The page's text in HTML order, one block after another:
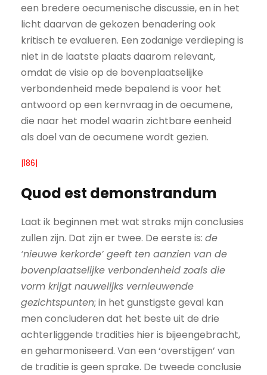
een bredere oecumenische discussie, en in het
licht daarvan de gekozen benadering ook
kritisch te evalueren. Een zodanige verdieping is
niet in de laatste plaats daarom relevant,
omdat de visie op de bovenplaatselijke
verbondenheid mede bepalend is voor het
antwoord op een kernvraag in de oecumene,
die naar het model waarin zichtbare eenheid
als doel van de oecumene wordt gezien.
|186|
Quod est demonstrandum
Laat ik beginnen met wat straks mijn conclusies
zullen zijn. Dat zijn er twee. De eerste is: de
‘nieuwe kerkorde’ geeft ten aanzien van de
bovenplaatselijke verbondenheid zoals die
vorm krijgt nauwelijks vernieuwende
gezichtspunten; in het gunstigste geval kan
men concluderen dat het beste uit de drie
achterliggende tradities hier is bijeengebracht,
en geharmoniseerd. Van een ‘overstijgen’ van
de traditie is geen sprake. De tweede conclusie